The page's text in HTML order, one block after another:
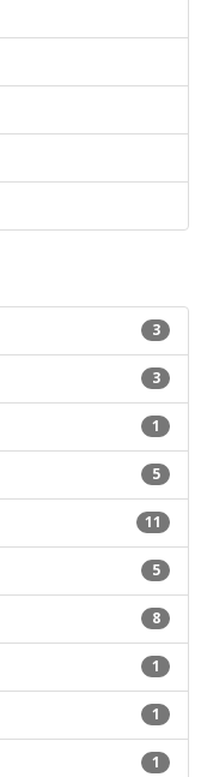
3
3
1
5
11
5
8
1
1
1